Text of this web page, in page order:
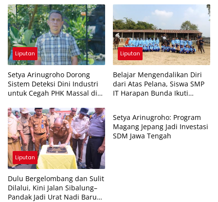
Liputan
Setya Arinugroho Dorong
Sistem Deteksi Dini Industri
untuk Cegah PHK Massal di
Liputan
Belajar Mengendalikan Diri
dari Atas Pelana, Siswa SMP
IT Harapan Bunda Ikuti
Liputan
Dulu Bergelombang dan Sulit
Dilalui, Kini Jalan Sibalung–
Pandak Jadi Urat Nadi Baru
Liputan
Setya Arinugroho: Program
Magang Jepang Jadi Investasi
SDM Jawa Tengah